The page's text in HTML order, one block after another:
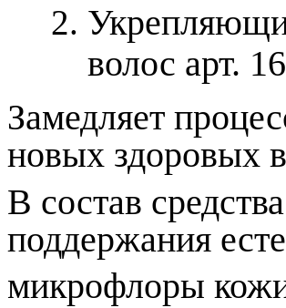
волос арт.
Замедляет
новых здоровых
В состав
поддержания
микрофлоры